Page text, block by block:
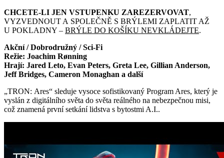
CHCETE-LI JEN VSTUPENKU ZAREZERVOVAT,
VYZVEDNOUT A SPOLEČNĚ S BRÝLEMI ZAPLATIT AŽ
U POKLADNY – BRÝLE DO KOŠÍKU NEVKLÁDEJTE.
Akční / Dobrodružný / Sci-Fi
Režie: Joachim Rønning
Hrají: Jared Leto, Evan Peters, Greta Lee, Gillian Anderson,
Jeff Bridges, Cameron Monaghan a další
„TRON: Ares“ sleduje vysoce sofistikovaný Program Ares, který je
vyslán z digitálního světa do světa reálného na nebezpečnou misi,
což znamená první setkání lidstva s bytostmi A.I..